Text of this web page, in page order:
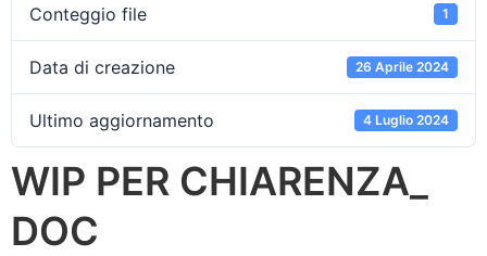
Conteggio file 1
Data di creazione 26 Aprile 2024
Ultimo aggiornamento 4 Luglio 2024
WIP PER CHIARENZA_
DOC